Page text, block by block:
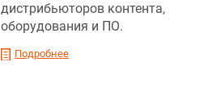
дистрибьюторов контента,
оборудования и ПО.
Подробнее